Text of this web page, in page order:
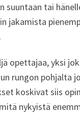
suuntaan tai
jakamista
opettajaa, yksi
rungon
koskivat siis
nykyistä